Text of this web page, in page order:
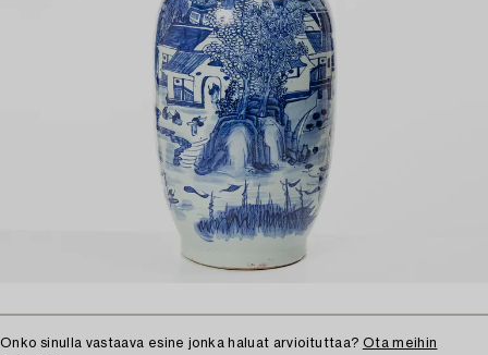
Onko sinulla vastaava esine jonka haluat arvioituttaa? Ota meihin